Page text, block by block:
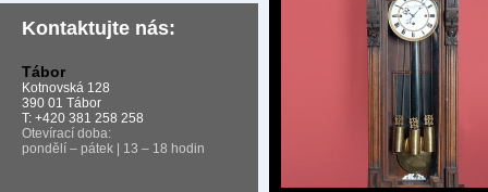
Kontaktujte nás:
Tábor
Kotnovská 128
390 01 Tábor
T: +420 381 258 258
Otevírací doba:
pondělí – pátek | 13 – 18 hodin